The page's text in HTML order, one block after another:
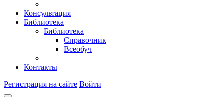
Консультация
Библиотека
Библиотека
Справочник
Всеобуч
Контакты
Регистрация на сайте Войти